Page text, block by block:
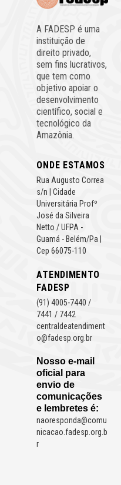
A FADESP é uma
instituição de
direito privado,
sem fins lucrativos,
que tem como
objetivo apoiar o
desenvolvimento
científico, social e
tecnológico da
Amazônia.
ONDE ESTAMOS
Rua Augusto Correa
s/n | Cidade
Universitária Profº
José da Silveira
Netto / UFPA -
Guamá - Belém/Pa |
Cep 66075-110
ATENDIMENTO
FADESP
(91) 4005-7440 /
7441 / 7442
centraldeatendiment
o@fadesp.org.br
Nosso e-mail
oficial para
envio de
comunicações
e lembretes é:
naoresponda@comu
nicacao.fadesp.org.b
r